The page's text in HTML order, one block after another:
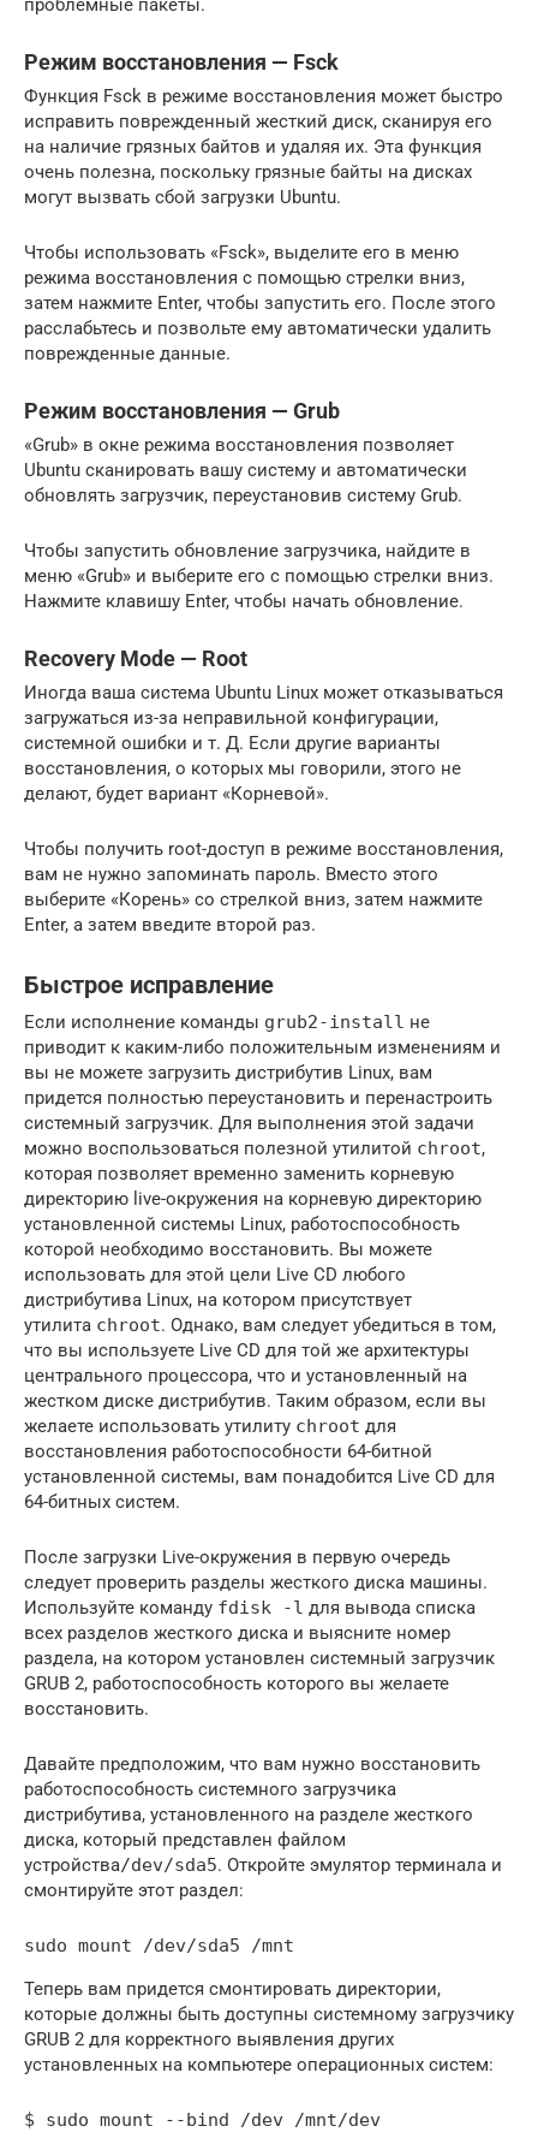
проблемные пакеты.
Режим восстановления — Fsck
Функция Fsck в режиме восстановления может быстро
исправить поврежденный жесткий диск, сканируя его
на наличие грязных байтов и удаляя их. Эта функция
очень полезна, поскольку грязные байты на дисках
могут вызвать сбой загрузки Ubuntu.
Чтобы использовать «Fsck», выделите его в меню
режима восстановления с помощью стрелки вниз,
затем нажмите Enter, чтобы запустить его. После этого
расслабьтесь и позвольте ему автоматически удалить
поврежденные данные.
Режим восстановления — Grub
«Grub» в окне режима восстановления позволяет
Ubuntu сканировать вашу систему и автоматически
обновлять загрузчик, переустановив систему Grub.
Чтобы запустить обновление загрузчика, найдите в
меню «Grub» и выберите его с помощью стрелки вниз.
Нажмите клавишу Enter, чтобы начать обновление.
Recovery Mode — Root
Иногда ваша система Ubuntu Linux может отказываться
загружаться из-за неправильной конфигурации,
системной ошибки и т. Д. Если другие варианты
восстановления, о которых мы говорили, этого не
делают, будет вариант «Корневой».
Чтобы получить root-доступ в режиме восстановления,
вам не нужно запоминать пароль. Вместо этого
выберите «Корень» со стрелкой вниз, затем нажмите
Enter, а затем введите второй раз.
Быстрое исправление
Если исполнение команды grub2-install не
приводит к каким-либо положительным изменениям и
вы не можете загрузить дистрибутив Linux, вам
придется полностью переустановить и перенастроить
системный загрузчик. Для выполнения этой задачи
можно воспользоваться полезной утилитой chroot,
которая позволяет временно заменить корневую
директорию live-окружения на корневую директорию
установленной системы Linux, работоспособность
которой необходимо восстановить. Вы можете
использовать для этой цели Live CD любого
дистрибутива Linux, на котором присутствует
утилита chroot. Однако, вам следует убедиться в том,
что вы используете Live CD для той же архитектуры
центрального процессора, что и установленный на
жестком диске дистрибутив. Таким образом, если вы
желаете использовать утилиту chroot для
восстановления работоспособности 64-битной
установленной системы, вам понадобится Live CD для
64-битных систем.
После загрузки Live-окружения в первую очередь
следует проверить разделы жесткого диска машины.
Используйте команду fdisk -l для вывода списка
всех разделов жесткого диска и выясните номер
раздела, на котором установлен системный загрузчик
GRUB 2, работоспособность которого вы желаете
восстановить.
Давайте предположим, что вам нужно восстановить
работоспособность системного загрузчика
дистрибутива, установленного на разделе жесткого
диска, который представлен файлом
устройства/dev/sda5. Откройте эмулятор терминала и
смонтируйте этот раздел:
Теперь вам придется смонтировать директории,
которые должны быть доступны системному загрузчику
GRUB 2 для корректного выявления других
установленных на компьютере операционных систем:
$ sudo mount --bind /dev /mnt/dev